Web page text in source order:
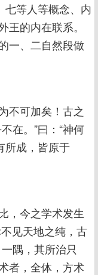
七等人等概念、内
的内在联系。
一、二自然段做
不可加矣！古之
在。”曰：“神何
所成，皆原于
，今之学术发生
见天地之纯，古
隅，其所治只
者，全体，方术